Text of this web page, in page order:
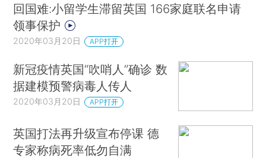
回国难:小留学生滞留英国 166家庭联名申请
领事保护
2020年03月20日 APP打开
新冠疫情英国“吹哨人”确诊 数
据建模预警病毒人传人
2020年03月20日 APP打开
英国打法再升级宣布停课 德
专家称病死率低勿自满